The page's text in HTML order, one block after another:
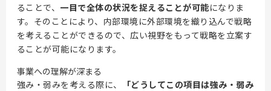
ることで、 一目で全体の状況を捉えることが可能になりま
す。そのことにより、内部環境に外部環境を織り込んで戦略
を考えることができるので、広い視野をもって戦略を立案す
ることが可能になります。
事業への理解が深まる
強み・弱みを考える際に、
「どうしてこの項目は強み・弱み